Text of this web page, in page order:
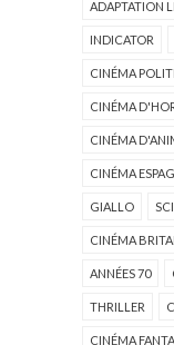
ADAPTATION
INDICATOR
CINÉMA
CINÉMA
CINÉMA
CINÉMA
GIALLO
CINÉMA
ANNÉES 70
THRILLER
CINÉMA